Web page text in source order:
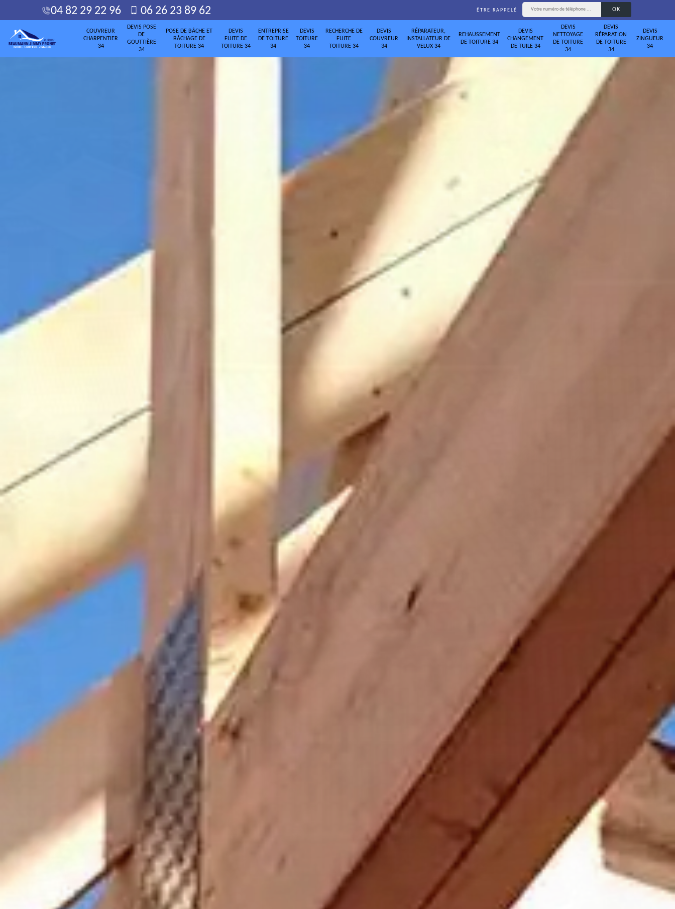
04 82 29 22 96 06 26 23 89 62 ÊTRE RAPPELÉ
COUVREUR
CHARPENTIER
34
DEVIS POSE
DE
GOUTTIÈRE
34
POSE DE BÂCHE ET
BÂCHAGE DE
TOITURE 34
DEVIS
FUITE DE
TOITURE 34
ENTREPRISE
DE TOITURE
34
DEVIS
TOITURE
34
RECHERCHE DE
FUITE
TOITURE 34
DEVIS
COUVREUR
34
RÉPARATEUR,
INSTALLATEUR DE
VELUX 34
REHAUSSEMENT
DE TOITURE 34
DEVIS
CHANGEMENT
DE TUILE 34
DEVIS
NETTOYAGE
DE TOITURE
34
DEVIS
RÉPARATION
DE TOITURE
34
DEVIS
ZINGUEUR
34